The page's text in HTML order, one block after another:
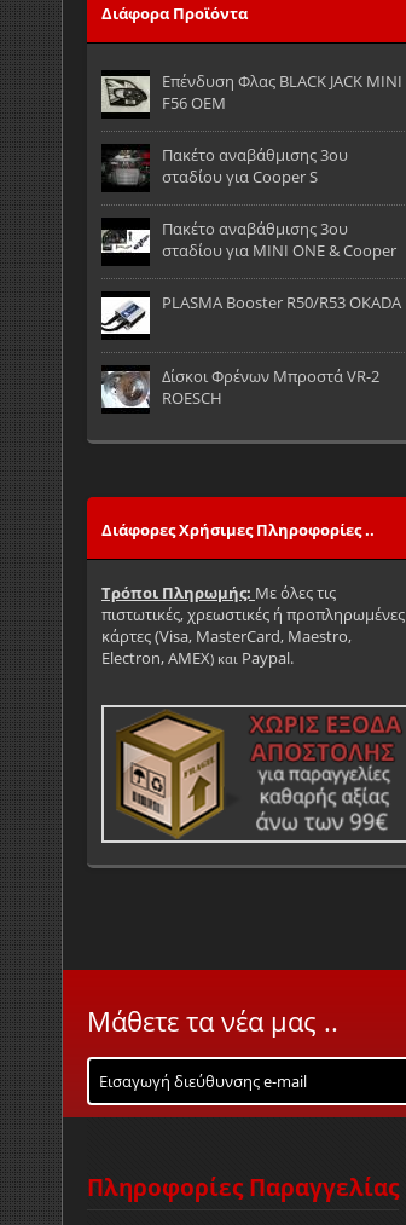
Διάφορα Προϊόντα
Επένδυση Φλας BLACK JACK MINI
F56 OEM
Πακέτο αναβάθμισης 3ου
σταδίου για Cooper S
Πακέτο αναβάθμισης 3ου
σταδίου για MINI ONE & Cooper
PLASMA Booster R50/R53 OKADA
Δίσκοι Φρένων Μπροστά VR-2
ROESCH
Διάφορες Χρήσιμες Πληροφορίες ..
Τρόποι Πληρωμής: Με όλες τις
πιστωτικές, χρεωστικές ή προπληρωμένες
κάρτες (Visa, MasterCard, Maestro,
Electron, AMEX) και Paypal.
Μάθετε τα νέα μας ..
Πληροφορίες Παραγγελίας